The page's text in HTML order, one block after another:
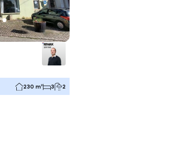
230 m² 3 2